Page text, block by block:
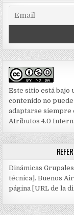
Este sitio está bajo
contenido no
adaptarse siempre
Atributos 4.0
Dinámicas
técnica]. Buenos
página [URL de la